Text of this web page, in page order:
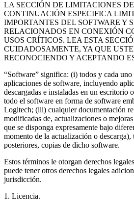
LA SECCIÓN DE LIMITACIONES
CONTINUACIÓN ESPECIFICA
IMPORTANTES DEL SOFTWARE Y
RELACIONADOS EN CONEXIÓN
USOS CRÍTICOS. LEA ESTA
CUIDADOSAMENTE, YA QUE
RECONOCIENDO Y ACEPTANDO
“Software” significa: (i) todos y cada uno
aplicaciones de software, incluyendo
descargadas e instaladas en un
todo el software en forma de software
Logitech; (iii) cualquier documentación
modificadas de, actualizaciones o
que se disponga expresamente bajo
momento de la actualización o descarga),
posteriores, copias de dicho software.
Estos términos le otorgan derechos
puede tener otros derechos legales
jurisdicción.
1. Licencia.